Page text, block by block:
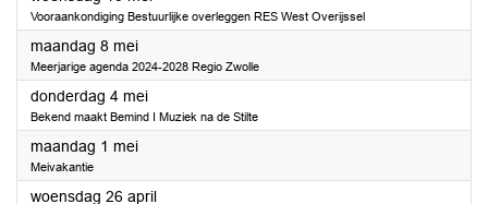
Vooraankondiging Bestuurlijke overleggen RES West Overijssel
maandag 8 mei2023
Meerjarige agenda 2024-2028 Regio Zwolle
donderdag 4 mei2023
Bekend maakt Bemind I Muziek na de Stilte
maandag 1 mei2023
Meivakantie
woensdag 26 april2023